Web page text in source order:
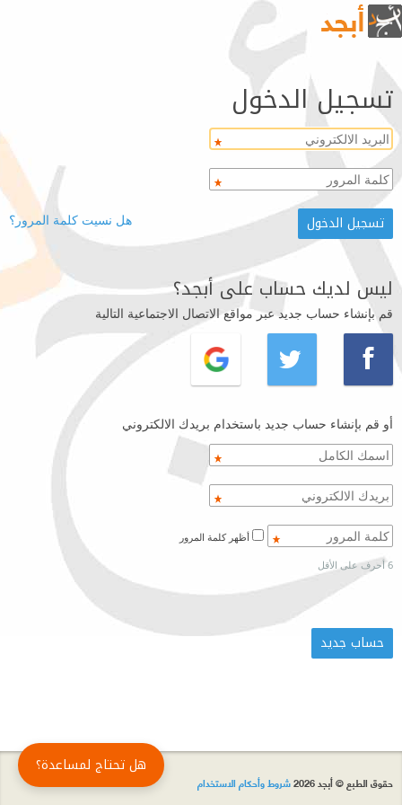
تسجيل الدخول
هل نسيت كلمة المرور؟
ليس لديك حساب على أبجد؟
قم بإنشاء حساب جديد عبر مواقع الاتصال الاجتماعية التالية
أو قم بإنشاء حساب جديد باستخدام بريدك الالكتروني
6 أحرف على الأقل
حقوق الطبع © أبجد 2026 شروط وأحكام الاستخدام
هل تحتاج لمساعدة؟